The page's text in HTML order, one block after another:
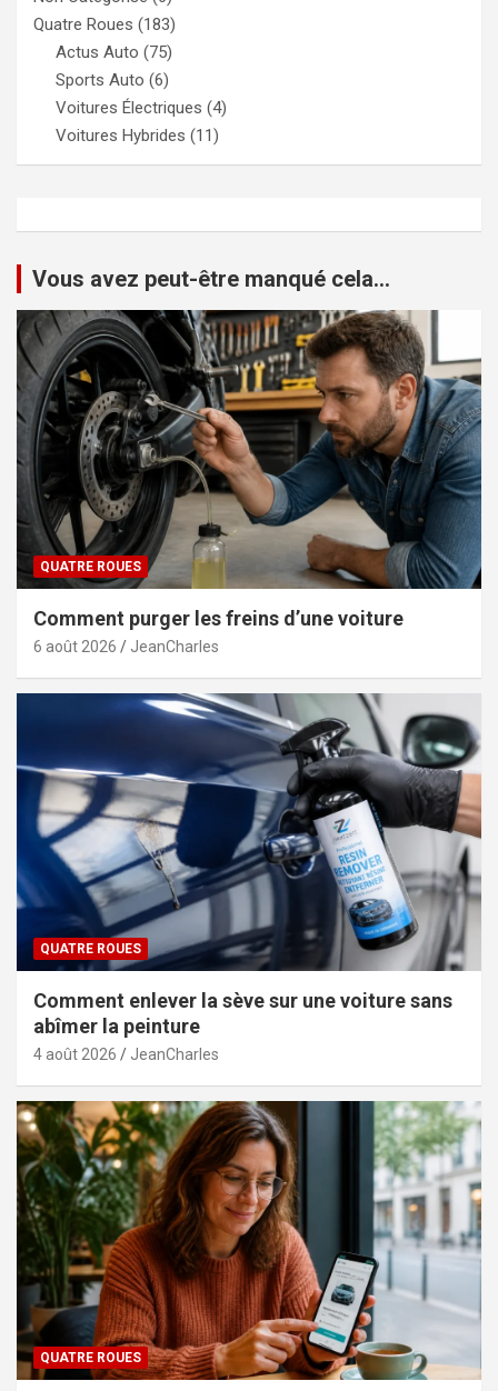
Quatre Roues (183)
Actus Auto (75)
Sports Auto (6)
Voitures Électriques (4)
Voitures Hybrides (11)
Vous avez peut-être manqué cela...
QUATRE ROUES
Comment purger les freins d’une voiture
6 août 2026 JeanCharles
QUATRE ROUES
Comment enlever la sève sur une voiture sans
abîmer la peinture
4 août 2026 JeanCharles
QUATRE ROUES